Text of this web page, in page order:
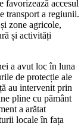
favorizează accesul
transport a regiunii.
zone agricole,
și activități
a avut loc în luna
de protecție ale
au intervenit prin
pline cu pământ
a arătat
locale în fața